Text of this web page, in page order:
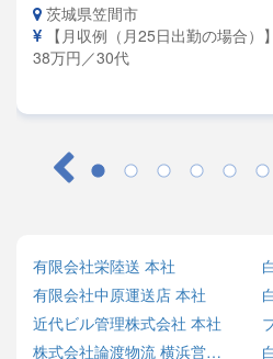
茨城県笠間市
【月収例（月25日出勤の場合）
38万円／30代
有限会社栄陸送 本社
有限会社中原運送店 本社
近代ビル管理株式会社 本社
株式会社論渡物流 横浜営業所